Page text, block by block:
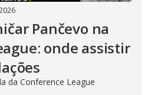
Pančevo na
onde assistir
da Conference League